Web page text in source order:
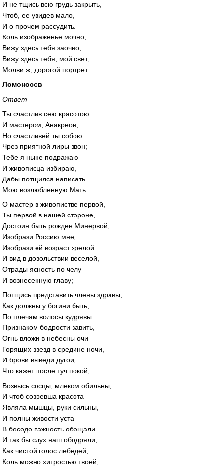
И не тщись всю грудь закрыть,
Чтоб, ее увидев мало,
И о прочем рассудить.
Коль изображенье мочно,
Вижу здесь тебя заочно,
Вижу здесь тебя, мой свет;
Молви ж, дорогой портрет.
Ломоносов
Ответ
Ты счастлив сею красотою
И мастером, Анакреон,
Но счастливей ты собою
Чрез приятной лиры звон;
Тебе я ныне подражаю
И живописца избираю,
Дабы потщился написать
Мою возлюбленную Мать.
О мастер в живопистве первой,
Ты первой в нашей стороне,
Достоин быть рожден Минервой,
Изобрази Россию мне,
Изобрази ей возраст зрелой
И вид в довольствии веселой,
Отрады ясность по челу
И вознесенную главу;
Потщись представить члены здравы,
Как должны у богини быть,
По плечам волосы кудрявы
Признаком бодрости завить,
Огнь вложи в небесны очи
Горящих звезд в средине ночи,
И брови выведи дугой,
Что кажет после туч покой;
Возвысь сосцы, млеком обильны,
И чтоб созревша красота
Являла мышцы, руки сильны,
И полны живости уста
В беседе важность обещали
И так бы слух наш ободряли,
Как чистой голос лебедей,
Коль можно хитростью твоей;